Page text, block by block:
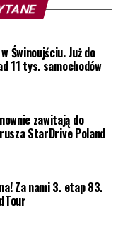
Świnoujściu. Już do
11 tys. samochodów
zawitają do
StarDrive Poland
Za nami 3. etap 83.